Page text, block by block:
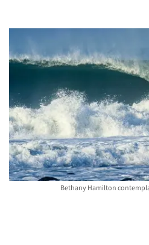
Bethany Hamilton